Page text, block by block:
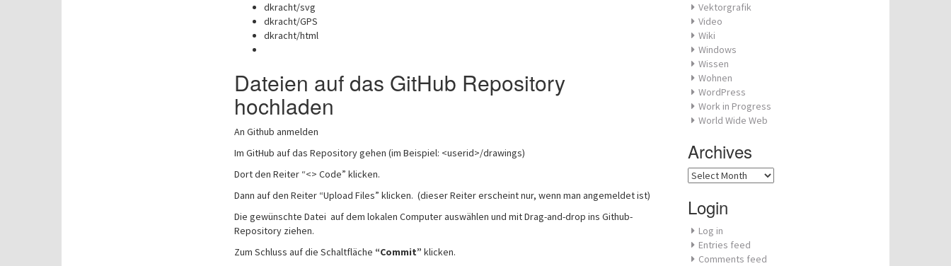
dkracht/svg
dkracht/GPS
dkracht/html
Dateien auf das GitHub Repository
hochladen
An Github anmelden
Im GitHub auf das Repository gehen (im Beispiel: <userid>/drawings)
Dort den Reiter “<> Code” klicken.
Dann auf den Reiter “Upload Files” klicken. (dieser Reiter erscheint nur, wenn man angemeldet ist)
Die gewünschte Datei auf dem lokalen Computer auswählen und mit Drag-and-drop ins Github-
Repository ziehen.
Zum Schluss auf die Schaltfläche “Commit” klicken.
Vektorgrafik
Video
Wiki
Windows
Wissen
Wohnen
WordPress
Work in Progress
World Wide Web
Archives
Archives
Login
Log in
Entries feed
Comments feed